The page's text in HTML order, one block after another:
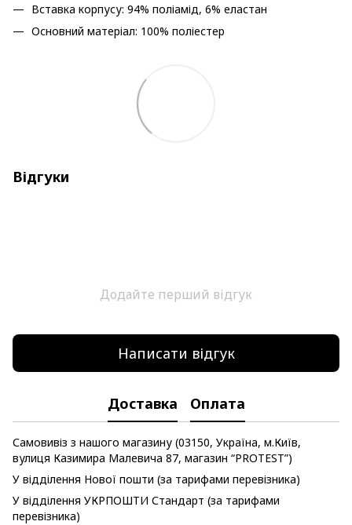
Вставка корпусу: 94% поліамід, 6% еластан
Основний матеріал: 100% поліестер
Відгуки
Додайте перший відгук
Написати відгук
Доставка Оплата
Самовивіз з нашого магазину (03150, Україна, м.Київ,
вулиця Казимира Малевича 87, магазин “PROTEST”)
У відділення Нової пошти (за тарифами перевізника)
У відділення УКРПОШТИ Стандарт (за тарифами
перевізника)